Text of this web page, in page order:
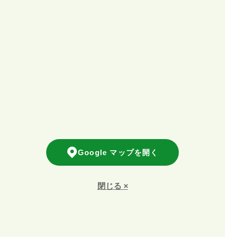
Google マップを開く
閉じる ×